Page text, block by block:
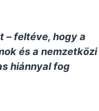
– feltéve, hogy a
és a nemzetközi
hiánnyal fog